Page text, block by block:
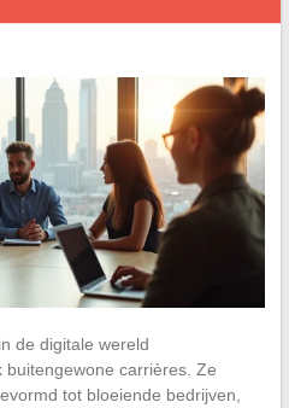
de digitale wereld
carrières. Ze
tot bloeiende bedrijven,